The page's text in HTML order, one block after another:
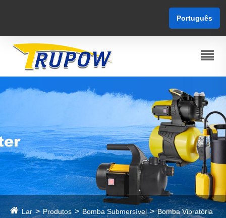
Português
Lar Produtos Bomba Submersível Bomba Vibratória